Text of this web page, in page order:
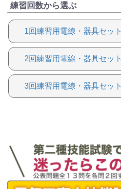
練習回数から選ぶ
1回練習用電線・器具セット
2回練習用電線・器具セット
3回練習用電線・器具セット